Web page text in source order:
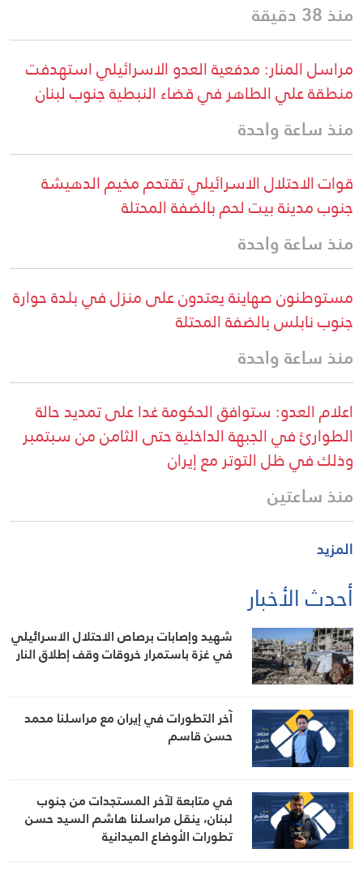
منذ 38 دقيقة
مراسل المنار: مدفعية العدو الاسرائيلي استهدفت
منطقة علي الطاهر في قضاء النبطية جنوب لبنان
منذ ساعة واحدة
قوات الاحتلال الاسرائيلي تقتحم مخيم الدهيشة
جنوب مدينة بيت لحم بالضفة المحتلة
منذ ساعة واحدة
مستوطنون صهاينة يعتدون على منزل في بلدة حوارة
جنوب نابلس بالضفة المحتلة
منذ ساعة واحدة
اعلام العدو: ستوافق الحكومة غدا على تمديد حالة
الطوارئ في الجبهة الداخلية حتى الثامن من سبتمبر
وذلك في ظل التوتر مع إيران
منذ ساعتين
المزيد
أحدث الأخبار
شهيد وإصابات برصاص الاحتلال الاسرائيلي
في غزة باستمرار خروقات وقف إطلاق النار
آخر التطورات في إيران مع مراسلنا محمد
حسن قاسم
في متابعة لآخر المستجدات من جنوب
لبنان، ينقل مراسلنا هاشم السيد حسن
تطورات الأوضاع الميدانية